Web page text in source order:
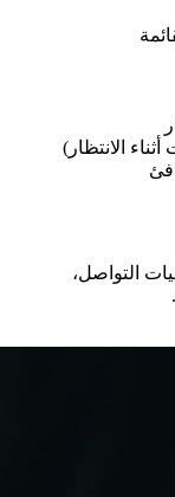
الانتظار)
التواصل،